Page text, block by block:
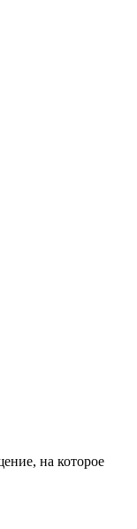
на которое